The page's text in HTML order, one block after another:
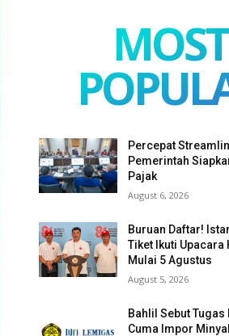
MOST
Percepat
Pemerintah
Pajak
August 6, 2026
Buruan Daftar!
Tiket Ikuti Upacara
Mulai 5 Agustus
August 5, 2026
Bahlil Sebut Tugas
Cuma Impor